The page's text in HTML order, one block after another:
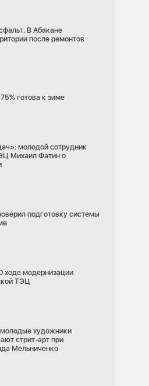
В Абакане
после ремонтов
готова к зиме
молодой сотрудник
Михаил Фатин о
подготовку системы
ходе модернизации
ТЭЦ
художники
стрит-арт при
Мельниченко